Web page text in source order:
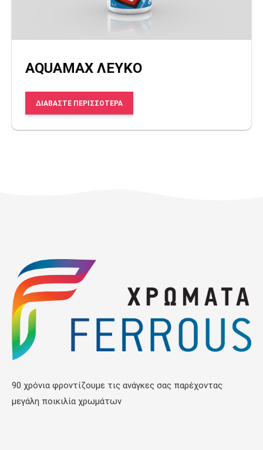
AQUAMAX ΛΕΥΚΟ
ΔΙΑΒΆΣΤΕ ΠΕΡΙΣΣΌΤΕΡΑ
90 χρόνια φροντίζουμε τις ανάγκες σας παρέχοντας
μεγάλη ποικιλία χρωμάτων